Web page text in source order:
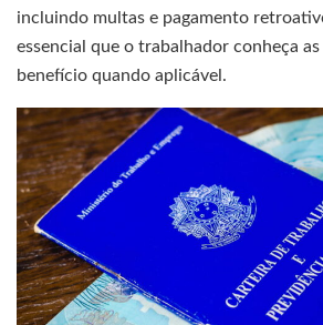
incluindo multas e pagamento
essencial que o trabalhador conheça
benefício quando aplicável.